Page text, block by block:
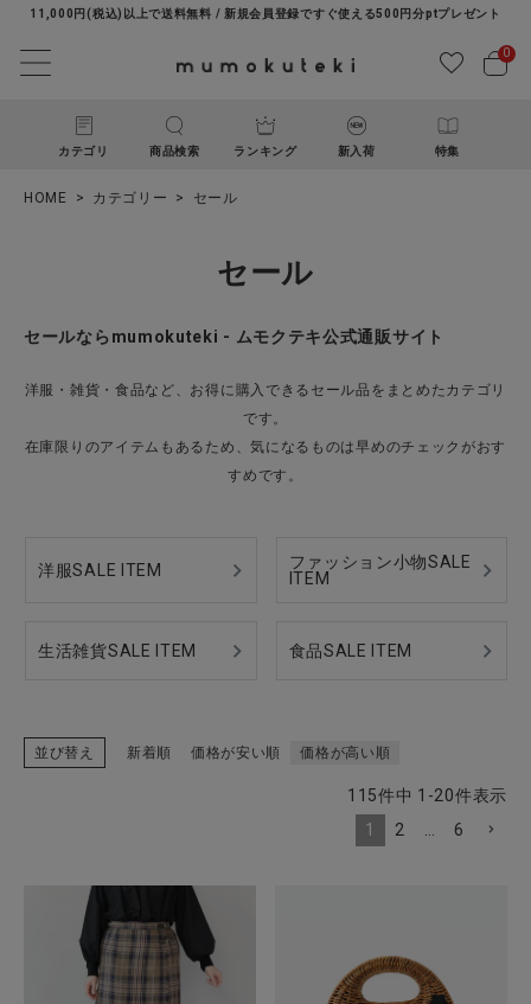
11,000円(税込)以上で送料無料 / 新規会員登録ですぐ使える500円分ptプレゼント
0
カテゴリ 商品検索 ランキング 新入荷 特集
ACCOUNT MENU
新規会員登録
CATEGORY
ファッション雑貨
食品
ギフト
HOME カテゴリー セール
セール
セールならmumokuteki - ムモクテキ公式通販サイト
洋服・雑貨・食品など、お得に購入できるセール品をまとめたカテゴリ
です。
在庫限りのアイテムもあるため、気になるものは早めのチェックがおす
すめです。
洋服SALE ITEM
ファッション小物SALE
ITEM
生活雑貨SALE ITEM 食品SALE ITEM
並び替え 新着順 価格が安い順 価格が高い順
115件中 1 -20件表示
1
2 6